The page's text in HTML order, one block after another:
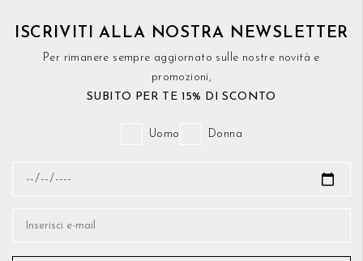
ISCRIVITI ALLA NOSTRA NEWSLETTER
Per rimanere sempre aggiornato sulle nostre novità e
promozioni,
SUBITO PER TE 15% DI SCONTO
Uomo Donna